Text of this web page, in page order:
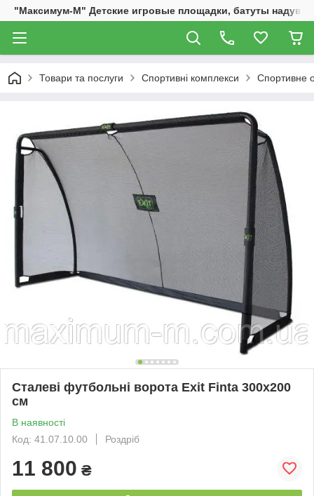
"Максимум-М" Детские игровые площадки, батуты
Товари та послуги Спортивні комплекси Спортивне
Сталеві футбольні ворота Exit Finta 300x200
см
В наявності
Код: 41.07.10.00
Роздріб
11 800 ₴